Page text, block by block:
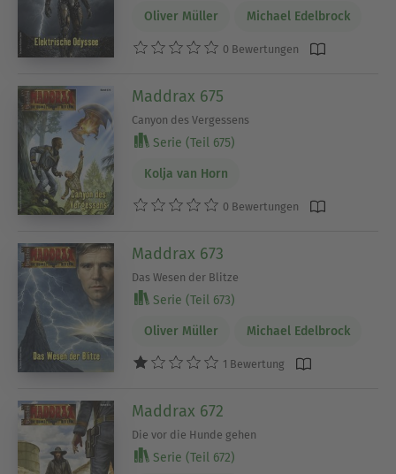
Oliver Müller Michael Edelbrock
0 Bewertungen
Maddrax 675
Canyon des Vergessens
Serie (Teil 675)
Kolja van Horn
0 Bewertungen
Maddrax 673
Das Wesen der Blitze
Serie (Teil 673)
Oliver Müller Michael Edelbrock
1 Bewertung
Maddrax 672
Die vor die Hunde gehen
Serie (Teil 672)